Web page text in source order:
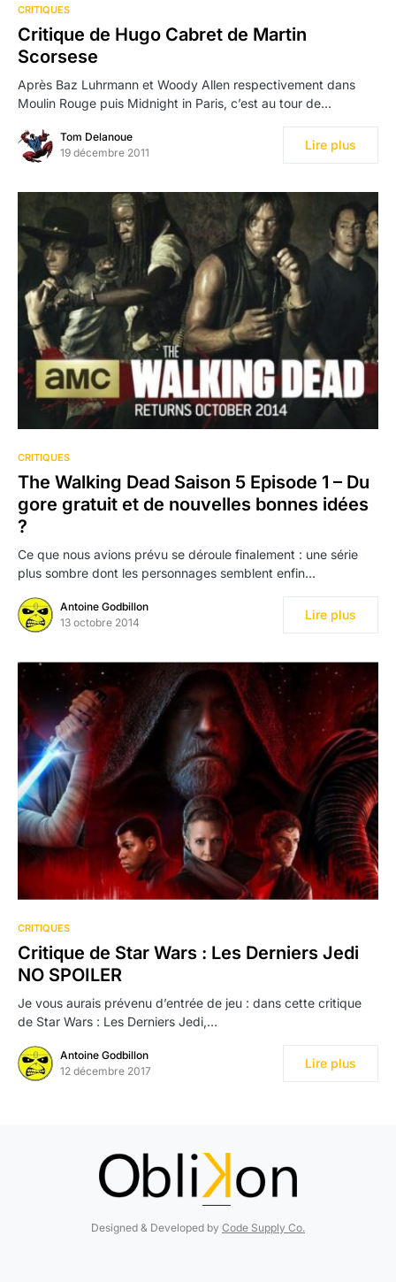
CRITIQUES
Critique de Hugo Cabret de Martin
Scorsese
Après Baz Luhrmann et Woody Allen respectivement dans
Moulin Rouge puis Midnight in Paris, c’est au tour de…
Tom Delanoue
19 décembre 2011
Lire plus
CRITIQUES
The Walking Dead Saison 5 Episode 1 – Du
gore gratuit et de nouvelles bonnes idées
?
Ce que nous avions prévu se déroule finalement : une série
plus sombre dont les personnages semblent enfin…
Antoine Godbillon
13 octobre 2014
Lire plus
CRITIQUES
Critique de Star Wars : Les Derniers Jedi
NO SPOILER
Je vous aurais prévenu d’entrée de jeu : dans cette critique
de Star Wars : Les Derniers Jedi,…
Antoine Godbillon
12 décembre 2017
Lire plus
Designed & Developed by Code Supply Co.